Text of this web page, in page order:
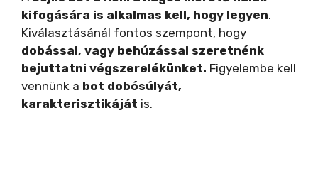
kifogására is alkalmas kell, hogy legyen.
Kiválasztásánál fontos szempont, hogy
dobással, vagy behúzással szeretnénk
bejuttatni végszerelékünket. Figyelembe kell
vennünk a bot dobósúlyát,
karakterisztikáját is.